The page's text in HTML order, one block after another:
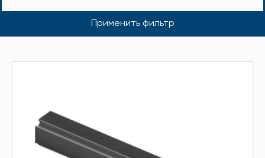
Применить фильтр